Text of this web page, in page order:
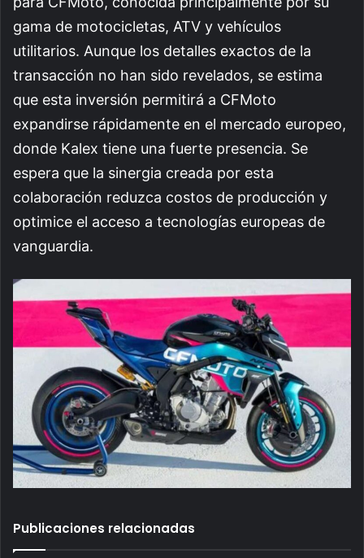
gama de motocicletas, ATV y vehículos
utilitarios. Aunque los detalles exactos de la
transacción no han sido revelados, se estima
que esta inversión permitirá a CFMoto
expandirse rápidamente en el mercado europeo,
donde Kalex tiene una fuerte presencia. Se
espera que la sinergia creada por esta
colaboración reduzca costos de producción y
optimice el acceso a tecnologías europeas de
vanguardia.
Publicaciones relacionadas